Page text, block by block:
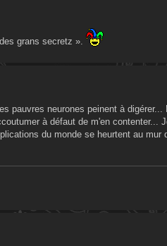
grans secretz ».
pauvres neurones peinent à
à défaut de m'en contenter...
du monde se heurtent au mur